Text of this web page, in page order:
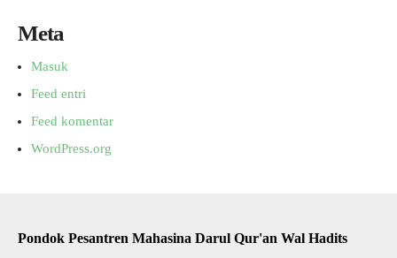
Meta
Masuk
Feed entri
Feed komentar
WordPress.org
Pondok Pesantren Mahasina Darul Qur'an Wal Hadits